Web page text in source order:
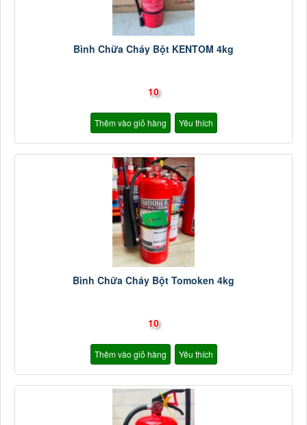
Bình Chữa Cháy Bột KENTOM 4kg
10
Thêm vào giỏ hàng Yêu thích
Bình Chữa Cháy Bột Tomoken 4kg
10
Thêm vào giỏ hàng Yêu thích